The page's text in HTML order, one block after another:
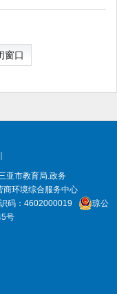
窗口
｜
亚市教育局.政务
商环境综合服务中心
码： 4602000019
琼公
号